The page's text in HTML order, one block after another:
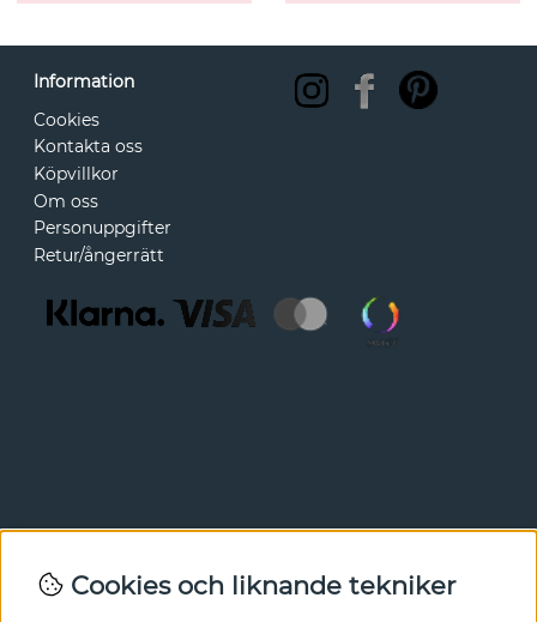
Information
Cookies
Kontakta oss
Köpvillkor
Om oss
Personuppgifter
Retur/ångerrätt
Nyhetsbrev
Cookies och liknande tekniker